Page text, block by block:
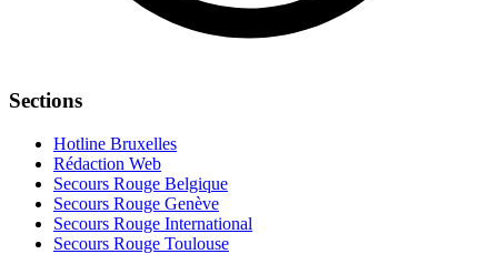
Sections
Hotline Bruxelles
Rédaction Web
Secours Rouge Belgique
Secours Rouge Genève
Secours Rouge International
Secours Rouge Toulouse